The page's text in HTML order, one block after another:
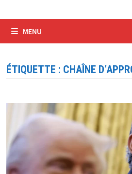
MENU
ÉTIQUETTE : CHAÎNE